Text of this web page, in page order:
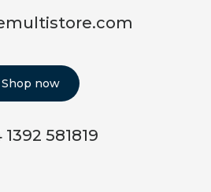
Shop now
581819